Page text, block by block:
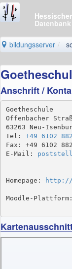
Datenbank
bildungsserver
Anschrift /
Goetheschule
Offenbacher
63263 Neu-
Tel: +49 6102
Fax: +49 6102
E-Mail:
Homepage: http://
Moodle-